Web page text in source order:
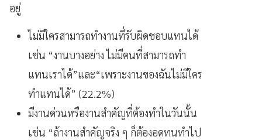
อยู่
ไม่มีใครสามารถทำงานที่รับผิดชอบแทนได้
เช่น “งานบางอย่าง ไม่มีคนที่สามารถทำ
แทนเราได้”และ“เพราะงานของฉันไม่มีใคร
ทำแทนได้” (22.2%)
มีงานด่วนหรืองานสำคัญที่ต้องทำในวันนั้น
เช่น “ถ้างานสำคัญจริง ๆ ก็ต้องอดทนทำไป